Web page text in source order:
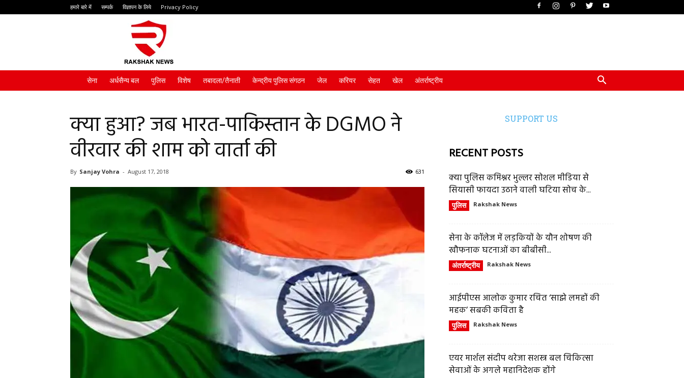
हमारे बारे में सम्पर्क विज्ञापन के लिये Privacy Policy
सेना अर्धसैन्य बल पुलिस विशेष तबादला/तैनाती केन्द्रीय पुलिस संगठन जेल करियर सेहत खेल अंतर्राष्ट्रीय
क्या हुआ? जब भारत-पाकिस्तान के DGMO ने
वीरवार की शाम को वार्ता की
By Sanjay Vohra - August 17, 2018 631
SUPPORT US
RECENT POSTS
क्या पुलिस कमिश्नर भुल्लर सोशल मीडिया से
सियासी फायदा उठाने वाली घटिया सोच के...
पुलिस Rakshak News
सेना के कॉलेज में लड़कियों के यौन शोषण की
खौफनाक घटनाओं का बीबीसी...
अंतर्राष्ट्रीय Rakshak News
आईपीएस आलोक कुमार रचित ‘साझे लमहों की
महक’ सबकी कविता है
पुलिस Rakshak News
एयर मार्शल संदीप थरेजा सशस्त्र बल चिकित्सा
सेवाओं के अगले महानिदेशक होंगे